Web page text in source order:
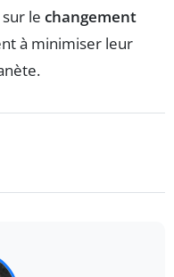
le changement
à minimiser leur